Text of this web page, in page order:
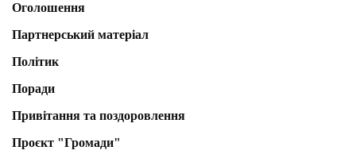
Оголошення
Партнерський матеріал
Політик
Поради
Привітання та поздоровлення
Проєкт "Громади"